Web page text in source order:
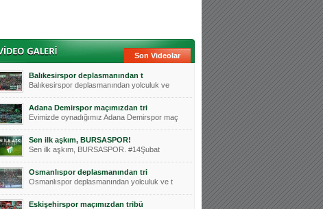
Son Videolar
Balıkesirspor deplasmanından t
Balıkesirspor deplasmanından yolculuk ve
Adana Demirspor maçımızdan tri
Evimizde oynadığımız Adana Demirspor maç
Sen ilk aşkım, BURSASPOR!
Sen ilk aşkım, BURSASPOR. #14Şubat
Osmanlıspor deplasmanından tri
Osmanlıspor deplasmanından yolculuk ve t
Eskişehirspor maçımızdan tribü